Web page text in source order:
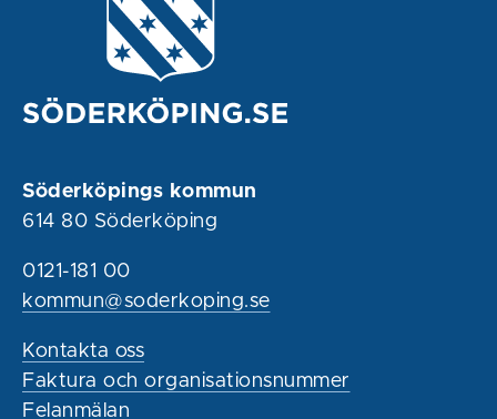
Söderköpings kommun
614 80 Söderköping
0121-181 00
kommun@soderkoping.se
Kontakta oss
Faktura och organisationsnummer
Felanmälan